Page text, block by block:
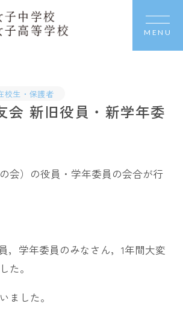
MENU
校生・保護者
会 新旧役員・新学年委
会）の役員・学年委員の会合が行
，学年委員のみなさん，1年間大変
た。
ました。